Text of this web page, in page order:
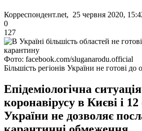
Корреспондент.net, 25 червня 2020,
0
127
Фото: facebook.com/sluganarodu.official
Більшість регіонів України не готові
Епідеміологічна
коронавірусу в Києві і
України не дозволяє